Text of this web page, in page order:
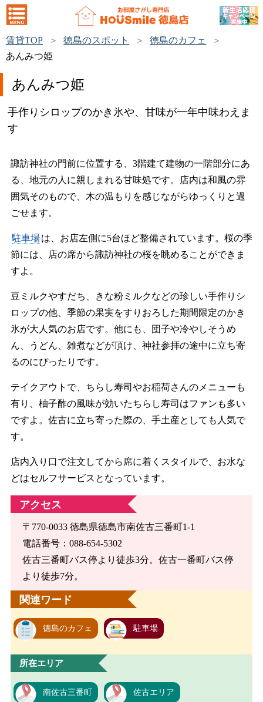
賃貸TOP 徳島のスポット
徳島のカフェ
あんみつ姫
あんみつ姫
手作りシロップのかき氷や、甘味が一年中味わえま
す
諏訪神社の門前に位置する、3階建て建物の一階部分にあ
る、地元の人に親しまれる甘味処です。店内は和風の雰
囲気そのもので、木の温もりを感じながらゆっくりと過
ごせます。
駐車場は、お店左側に5台ほど整備されています。桜の季
節には、店の席から諏訪神社の桜を眺めることができま
すよ。
豆ミルクやすだち、きな粉ミルクなどの珍しい手作りシ
ロップの他、季節の果実をすりおろした期間限定のかき
氷が大人気のお店です。他にも、団子や冷やしそうめ
ん、うどん、雑煮などが頂け、神社参拝の途中に立ち寄
るのにぴったりです。
テイクアウトで、ちらし寿司やお稲荷さんのメニューも
有り、柚子酢の風味が効いたちらし寿司はファンも多い
ですよ。佐古に立ち寄った際の、手土産としても人気で
す。
店内入り口で注文してから席に着くスタイルで、お水な
どはセルフサービスとなっています。
アクセス
〒770-0033 徳島県徳島市南佐古三番町1-1
電話番号：088-654-5302
佐古三番町バス停より徒歩3分。佐古一番町バス停
より徒歩7分。
関連ワード
徳島のカフェ 駐車場
所在エリア
南佐古三番町 佐古エリア